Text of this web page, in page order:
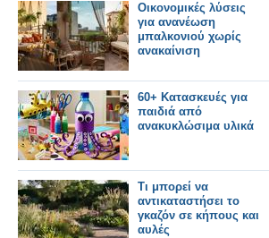
Οικονομικές λύσεις
για ανανέωση
μπαλκονιού χωρίς
ανακαίνιση
60+ Κατασκευές για
παιδιά από
ανακυκλώσιμα υλικά
Τι μπορεί να
αντικαταστήσει το
γκαζόν σε κήπους και
αυλές